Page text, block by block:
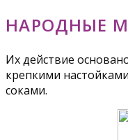
НАРОДНЫЕ
Их действие
крепкими
соками.